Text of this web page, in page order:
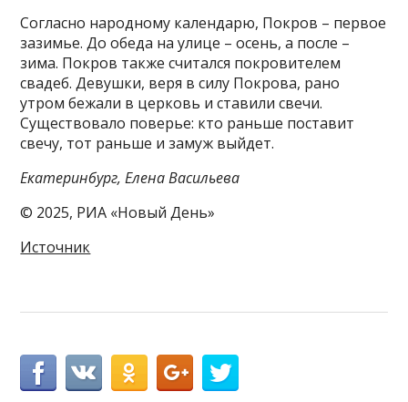
Согласно народному календарю, Покров – первое
зазимье. До обеда на улице – осень, а после –
зима. Покров также считался покровителем
свадеб. Девушки, веря в силу Покрова, рано
утром бежали в церковь и ставили свечи.
Существовало поверье: кто раньше поставит
свечу, тот раньше и замуж выйдет.
Екатеринбург, Елена Васильева
© 2025, РИА «Новый День»
Источник